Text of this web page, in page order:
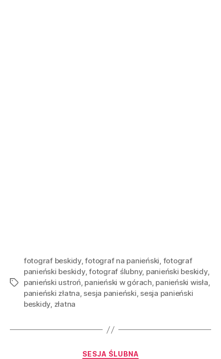
fotograf beskidy,fotograf na panieński, fotograf
panieński beskidy,fotograf ślubny, panieński beskidy,
panieński ustroń, panieński w górach, panieński wisła,
panieński złatna, sesja panieński, sesja panieński
beskidy, złatna
SESJA ŚLUBNA